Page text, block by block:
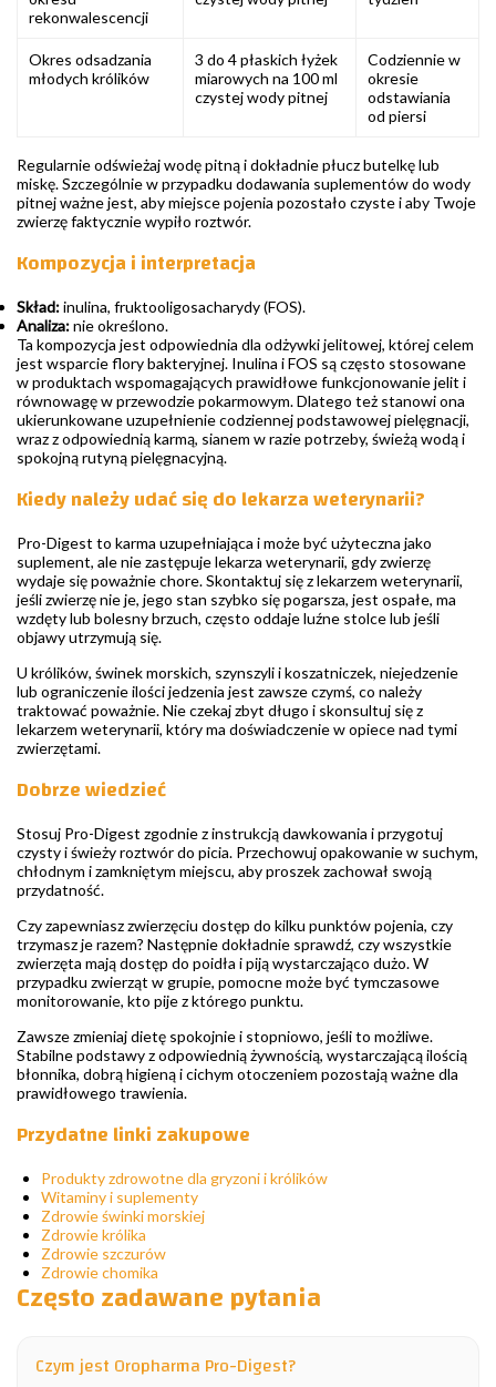
rekonwalescencji
Okres odsadzania
młodych królików
3 do 4 płaskich łyżek
miarowych na 100 ml
czystej wody pitnej
Codziennie w
okresie
odstawiania
od piersi
Regularnie odświeżaj wodę pitną i dokładnie płucz butelkę lub
miskę. Szczególnie w przypadku dodawania suplementów do wody
pitnej ważne jest, aby miejsce pojenia pozostało czyste i aby Twoje
zwierzę faktycznie wypiło roztwór.
Kompozycja i interpretacja
Skład:inulina, fruktooligosacharydy (FOS).
Analiza:nie określono.
Ta kompozycja jest odpowiednia dla odżywki jelitowej, której celem
jest wsparcie flory bakteryjnej. Inulina i FOS są często stosowane
w produktach wspomagających prawidłowe funkcjonowanie jelit i
równowagę w przewodzie pokarmowym. Dlatego też stanowi ona
ukierunkowane uzupełnienie codziennej podstawowej pielęgnacji,
wraz z odpowiednią karmą, sianem w razie potrzeby, świeżą wodą i
spokojną rutyną pielęgnacyjną.
Kiedy należy udać się do lekarza weterynarii?
Pro-Digest to karma uzupełniająca i może być użyteczna jako
suplement, ale nie zastępuje lekarza weterynarii, gdy zwierzę
wydaje się poważnie chore. Skontaktuj się z lekarzem weterynarii,
jeśli zwierzę nie je, jego stan szybko się pogarsza, jest ospałe, ma
wzdęty lub bolesny brzuch, często oddaje luźne stolce lub jeśli
objawy utrzymują się.
U królików, świnek morskich, szynszyli i koszatniczek, niejedzenie
lub ograniczenie ilości jedzenia jest zawsze czymś, co należy
traktować poważnie. Nie czekaj zbyt długo i skonsultuj się z
lekarzem weterynarii, który ma doświadczenie w opiece nad tymi
zwierzętami.
Dobrze wiedzieć
Stosuj Pro-Digest zgodnie z instrukcją dawkowania i przygotuj
czysty i świeży roztwór do picia. Przechowuj opakowanie w suchym,
chłodnym i zamkniętym miejscu, aby proszek zachował swoją
przydatność.
Czy zapewniasz zwierzęciu dostęp do kilku punktów pojenia, czy
trzymasz je razem? Następnie dokładnie sprawdź, czy wszystkie
zwierzęta mają dostęp do poidła i piją wystarczająco dużo. W
przypadku zwierząt w grupie, pomocne może być tymczasowe
monitorowanie, kto pije z którego punktu.
Zawsze zmieniaj dietę spokojnie i stopniowo, jeśli to możliwe.
Stabilne podstawy z odpowiednią żywnością, wystarczającą ilością
błonnika, dobrą higieną i cichym otoczeniem pozostają ważne dla
prawidłowego trawienia.
Przydatne linki zakupowe
Produkty zdrowotne dla gryzoni i królików
Witaminy i suplementy
Zdrowie świnki morskiej
Zdrowie królika
Zdrowie szczurów
Zdrowie chomika
Często zadawane pytania
Czym jest Oropharma Pro-Digest?